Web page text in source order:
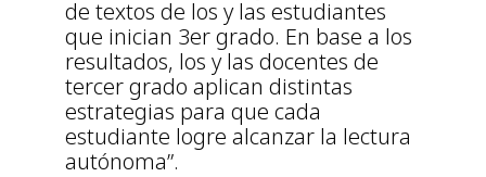
de textos de los y las estudiantes
que inician 3er grado. En base a los
resultados, los y las docentes de
tercer grado aplican distintas
estrategias para que cada
estudiante logre alcanzar la lectura
autónoma”.